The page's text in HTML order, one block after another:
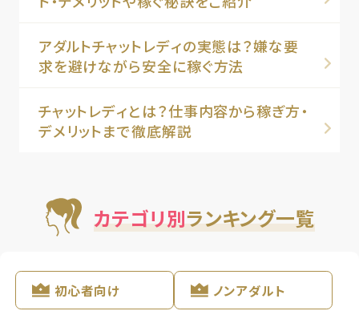
アダルトチャットレディの実態は？嫌な要
求を避けながら安全に稼ぐ方法
チャットレディとは？仕事内容から稼ぎ方・
デメリットまで徹底解説
カテゴリ別ランキング一覧
初心者向け ノンアダルト